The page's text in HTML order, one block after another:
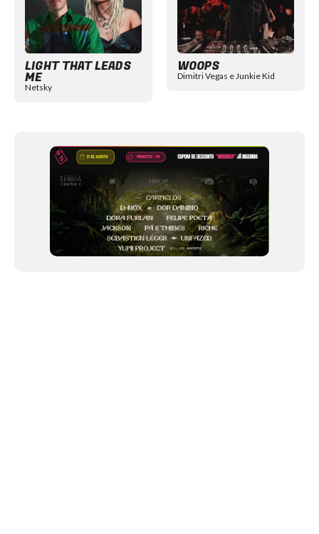
LIGHT THAT LEADS
ME
Netsky
WOOPS
Dimitri Vegas e Junkie Kid